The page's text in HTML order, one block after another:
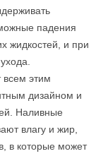
падения
жидкостей, и при
всем этим
дизайном и
Наливные
влагу и жир,
в которые может